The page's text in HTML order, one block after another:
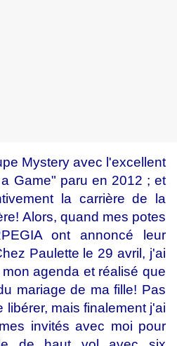
Mystery avec l'excellent
Game" paru en 2012 ; et
la carrière de la
Alors, quand mes potes
ont annoncé leur
Paulette le 29 avril, j'ai
agenda et réalisé que
mariage de ma fille! Pas
libérer, mais finalement j'ai
invités avec moi pour